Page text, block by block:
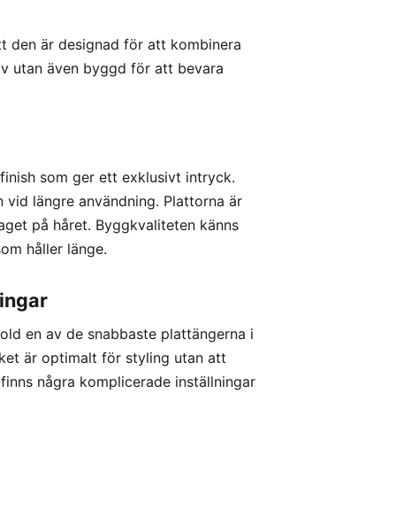
den är designad för att kombinera
utan även byggd för att bevara
som ger ett exklusivt intryck.
längre användning. Plattorna är
på håret. Byggkvaliteten känns
håller länge.
en av de snabbaste plattängerna i
är optimalt för styling utan att
några komplicerade inställningar